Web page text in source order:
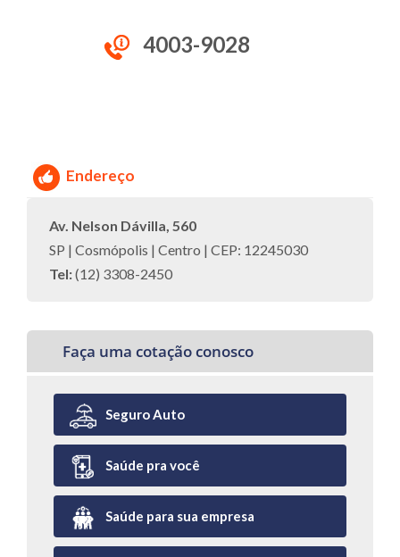
4003-9028
Endereço
Av. Nelson Dávilla, 560
SP | Cosmópolis | Centro | CEP: 12245030
Tel:(12) 3308-2450
Faça uma cotação conosco
Seguro Auto
Saúde pra você
Saúde para sua empresa